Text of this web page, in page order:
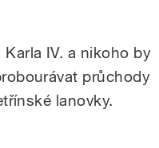
IV. a nikoho by
průchody
lanovky.